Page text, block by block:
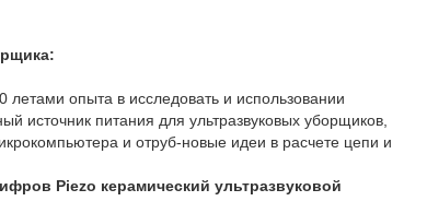
летами опыта в исследовать и использовании
источник питания для ультразвуковых уборщиков,
и отруб-новые идеи в расчете цепи и
Piezo керамический ультразвуковой